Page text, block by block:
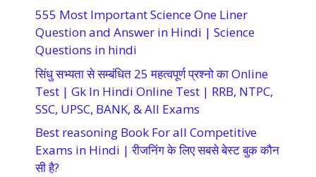
555 Most Important Science One Liner
Question and Answer in Hindi | Science
Questions in hindi
सिंधु सभ्यता से सम्बंधित 25 महत्वपूर्ण प्रश्नो का Online
Test | Gk In Hindi Online Test | RRB, NTPC,
SSC, UPSC, BANK, & All Exams
Best reasoning Book For all Competitive
Exams in Hindi | रीजनिंग के लिए सबसे बेस्ट बुक कौन
सी है?